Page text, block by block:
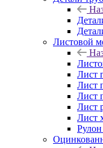
Листовой
Лист
Лист
Лист
Лист
Лист
Рулон